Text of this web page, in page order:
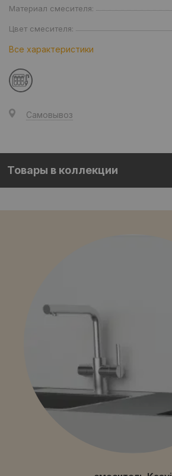
Материал смесителя:
Цвет смесителя:
Все характеристики
Самовывоз
Товары в коллекции